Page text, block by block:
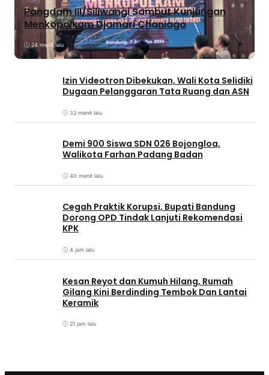
Pangdam III/Siliwangi Sambut Kunjungan
Menkopolkam Djamari Chaniago
24 menit lalu
Izin Videotron Dibekukan, Wali Kota Selidiki
Dugaan Pelanggaran Tata Ruang dan ASN
32 menit lalu
Demi 900 Siswa SDN 026 Bojongloa,
Walikota Farhan Padang Badan
40 menit lalu
Cegah Praktik Korupsi, Bupati Bandung
Dorong OPD Tindak Lanjuti Rekomendasi
KPK
4 jam lalu
Kesan Reyot dan Kumuh Hilang, Rumah
Gilang Kini Berdinding Tembok Dan Lantai
Keramik
21 jam lalu